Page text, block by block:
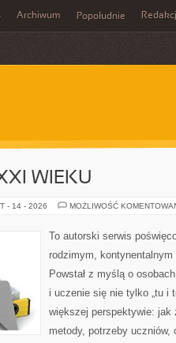
Archiwum Popołudnie
WIEKU
- 14 - 2026 MOŻLIWOŚĆ
To autorski serwis
rodzimym,
Powstał z myślą o
i uczenie się nie tylko „tu i
większej perspektywie: jak
metody, potrzeby